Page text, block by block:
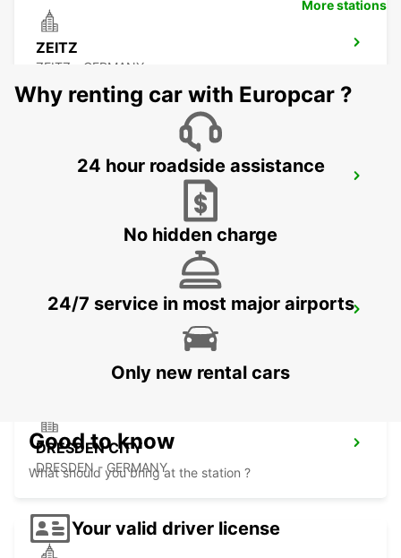
ZEITZ
ZEITZ - GERMANY
DRESDEN MAIN STATION
DRESDEN CITY
DRESDEN - GERMANY
More stations
Why renting car with Europcar ?
24 hour roadside assistance
No hidden charge
24/7 service in most major airports
Only new rental cars
Good to know
What should you bring at the station ?
Your valid driver license